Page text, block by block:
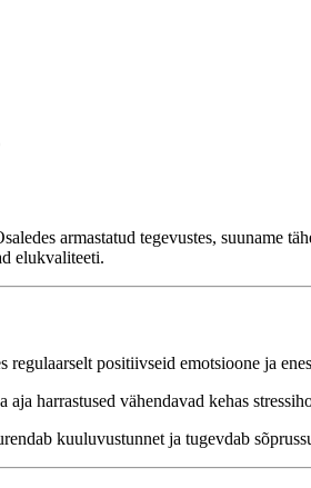
armastatud tegevustes, suuname
elukvaliteeti.
positiivseid emotsioone ja
harrastused vähendavad kehas
kuuluvustunnet ja tugevdab